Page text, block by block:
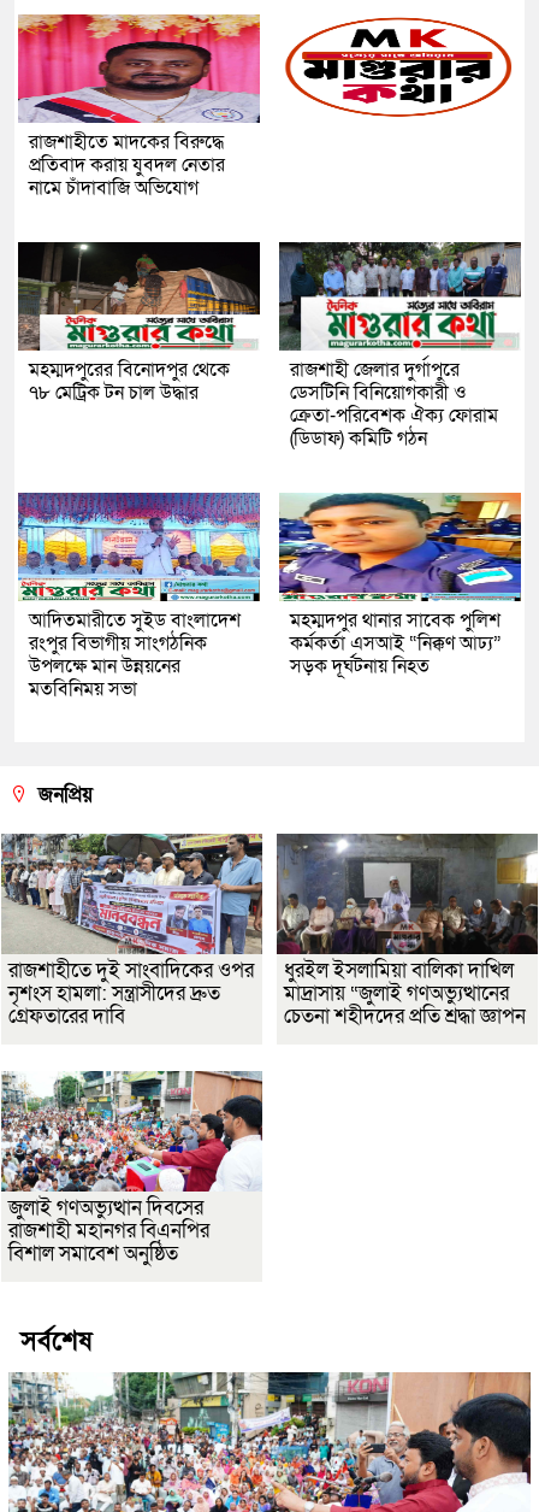
রাজশাহীতে মাদকের বিরুদ্ধে
প্রতিবাদ করায় যুবদল নেতার
নামে চাঁদাবাজি অভিযোগ
মহম্মদপুরের বিনোদপুর থেকে
৭৮ মেট্রিক টন চাল উদ্ধার
রাজশাহী জেলার দুর্গাপুরে
ডেসটিনি বিনিয়োগকারী ও
ক্রেতা-পরিবেশক ঐক্য ফোরাম
(ডিডাফ) কমিটি গঠন
আদিতমারীতে সুইড বাংলাদেশ
রংপুর বিভাগীয় সাংগঠনিক
উপলক্ষে মান উন্নয়নের
মতবিনিময় সভা
মহম্মদপুর থানার সাবেক পুলিশ
কর্মকর্তা এসআই “নিক্কণ আঢ্য”
সড়ক দূর্ঘটনায় নিহত
জনপ্রিয়
রাজশাহীতে দুই সাংবাদিকের ওপর
নৃশংস হামলা: সন্ত্রাসীদের দ্রুত
গ্রেফতারের দাবি
ধুরইল ইসলামিয়া বালিকা দাখিল
মাদ্রাসায় “জুলাই গণঅভ্যুত্থানের
চেতনা শহীদদের প্রতি শ্রদ্ধা জ্ঞাপন
জুলাই গণঅভ্যুত্থান দিবসের
রাজশাহী মহানগর বিএনপির
বিশাল সমাবেশ অনুষ্ঠিত
সর্বশেষ